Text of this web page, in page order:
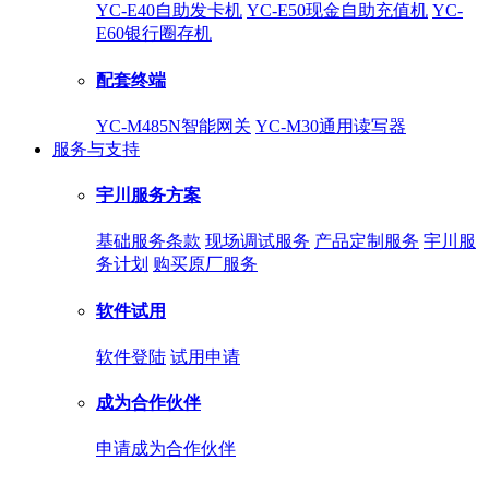
YC-E40自助发卡机 YC-E50现金自助充值机 YC-
E60银行圈存机
配套终端
YC-M485N智能网关 YC-M30通用读写器
服务与支持
宇川服务方案
基础服务条款 现场调试服务 产品定制服务 宇川服
务计划 购买原厂服务
软件试用
软件登陆 试用申请
成为合作伙伴
申请成为合作伙伴